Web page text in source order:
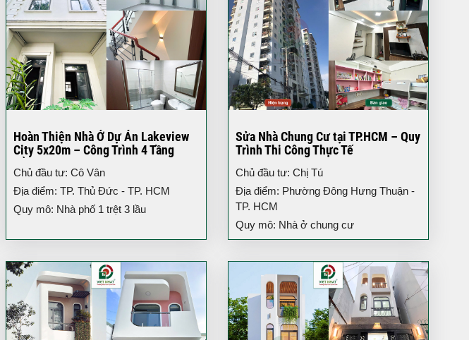
Hoàn Thiện Nhà Ở Dự Án Lakeview
City 5x20m – Công Trình 4 Tầng
Đẳng Cấp TP.HCM
Chủ đầu tư: Cô Vân
Địa điểm: TP. Thủ Đức - TP. HCM
Quy mô: Nhà phố 1 trệt 3 lầu
Sửa Nhà Chung Cư tại TP.HCM – Quy
Trình Thi Công Thực Tế
Chủ đầu tư: Chị Tú
Địa điểm: Phường Đông Hưng Thuận -
TP. HCM
Quy mô: Nhà ở chung cư